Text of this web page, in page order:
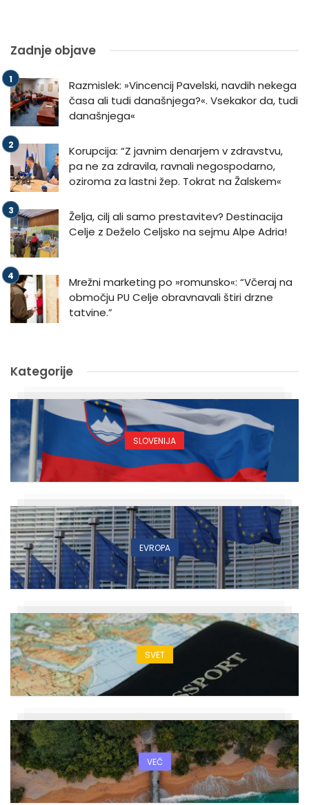
Zadnje objave
Razmislek: »Vincencij Pavelski, navdih nekega
časa ali tudi današnjega?«. Vsekakor da, tudi
današnjega«
Korupcija: “Z javnim denarjem v zdravstvu,
pa ne za zdravila, ravnali negospodarno,
oziroma za lastni žep. Tokrat na Žalskem«
Želja, cilj ali samo prestavitev? Destinacija
Celje z Deželo Celjsko na sejmu Alpe Adria!
Mrežni marketing po »romunsko«: “Včeraj na
območju PU Celje obravnavali štiri drzne
tatvine.”
Kategorije
SLOVENIJA
EVROPA
SVET
VEČ